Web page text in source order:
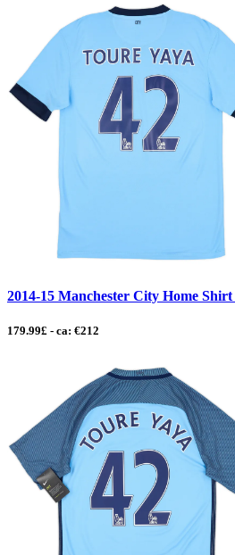
2014-15 Manchester City Home
179.99£ - ca: €212